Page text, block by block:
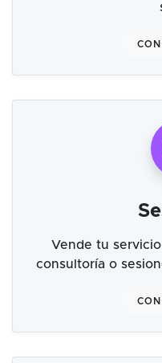
Vende tu
consultoría o